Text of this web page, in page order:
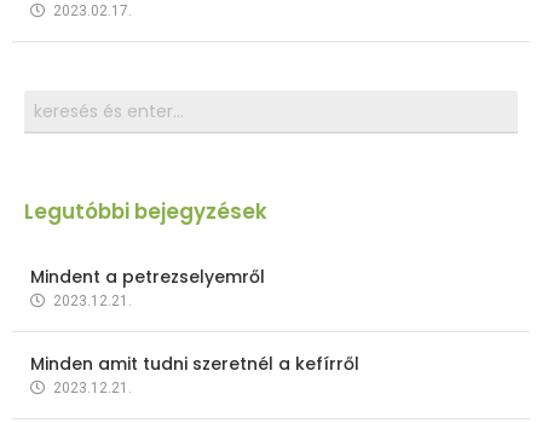
2023.02.17.
Legutóbbi bejegyzések
Mindent a petrezselyemről
2023.12.21.
Minden amit tudni szeretnél a kefírről
2023.12.21.